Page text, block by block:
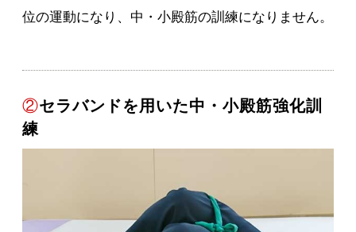
位の運動になり、中・小殿筋の訓練になりません。
②セラバンドを用いた中・小殿筋強化訓
練